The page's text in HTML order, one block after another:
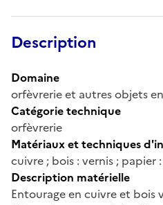
Description
Domaine
orfèvrerie et autres objets
Catégorie technique
orfèvrerie
Matériaux et techniques
cuivre ; bois : vernis ; papier
Description matérielle
Entourage en cuivre et bois